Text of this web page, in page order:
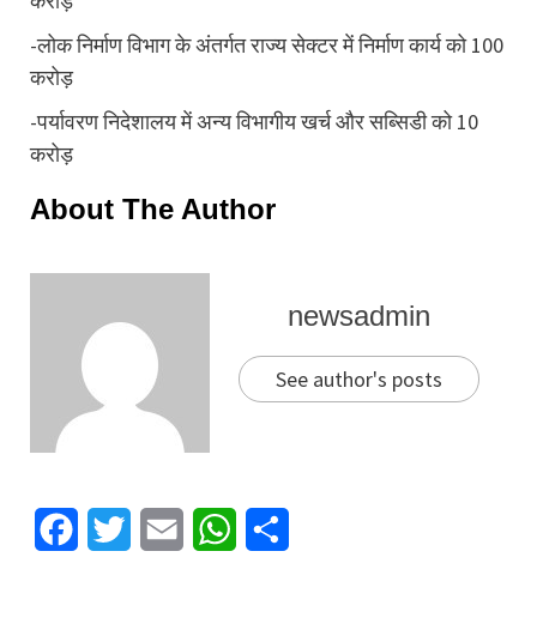
-लोक निर्माण विभाग के अंतर्गत राज्य सेक्टर में निर्माण कार्य को 100
करोड़
-पर्यावरण निदेशालय में अन्य विभागीय खर्च और सब्सिडी को 10
करोड़
About The Author
newsadmin
See author's posts
FacebookTwitter Email WhatsApp